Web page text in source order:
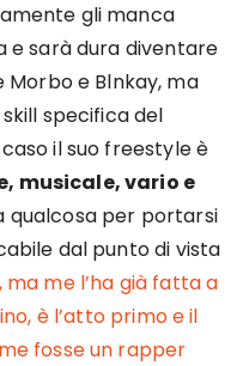
gli manca
e sarà dura diventare
Morbo e Blnkay, ma
specifica del
il suo freestyle è
musicale, vario e
qualcosa per portarsi
dal punto di vista
ma me l’ha già fatta a
è l’atto primo e il
fosse un rapper